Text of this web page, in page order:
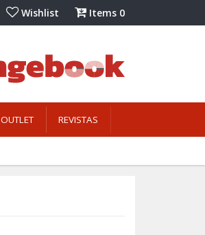
Wishlist Items 0
OUTLET REVISTAS